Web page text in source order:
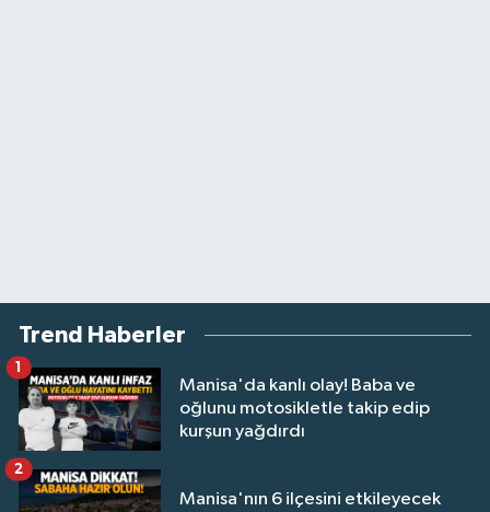
Trend Haberler
Manisa'da kanlı olay! Baba ve
oğlunu motosikletle takip edip
kurşun yağdırdı
1
Manisa'nın 6 ilçesini etkileyecek
2